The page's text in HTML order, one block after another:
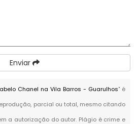
Enviar
Chanel na Vila Barros - Guarulhos" é
parcial ou total, mesmo citando
a autorização do autor. Plágio é crime e